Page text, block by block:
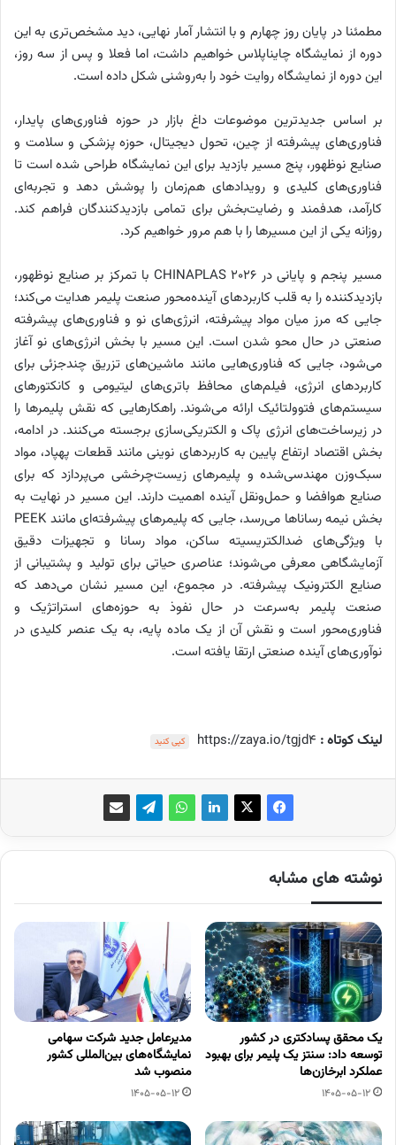
مطمئنا در پایان روز چهارم و با انتشار آمار نهایی، دید مشخص‌تری به این
دوره از نمایشگاه چایناپلاس خواهیم داشت، اما فعلا و پس از سه روز،
این دوره از نمایشگاه روایت خود را به‌روشنی شکل داده است.
بر اساس جدیدترین موضوعات داغ بازار در حوزه فناوری‌های پایدار،
فناوری‌های پیشرفته از چین، تحول دیجیتال، حوزه پزشکی و سلامت و
صنایع نوظهور، پنج مسیر بازدید برای این نمایشگاه طراحی شده است تا
فناوری‌های کلیدی و رویدادهای هم‌زمان را پوشش دهد و تجربه‌ای
کارآمد، هدفمند و رضایت‌بخش برای تمامی بازدیدکنندگان فراهم کند.
روزانه یکی از این مسیرها را با هم مرور خواهیم کرد.
مسیر پنجم و پایانی در CHINAPLAS 2026 با تمرکز بر صنایع نوظهور،
بازدیدکننده را به قلب کاربردهای آینده‌محور صنعت پلیمر هدایت می‌کند؛
جایی که مرز میان مواد پیشرفته، انرژی‌های نو و فناوری‌های پیشرفته
صنعتی در حال محو شدن است. این مسیر با بخش انرژی‌های نو آغاز
می‌شود، جایی که فناوری‌هایی مانند ماشین‌های تزریق چندجزئی برای
کاربردهای انرژی، فیلم‌های محافظ باتری‌های لیتیومی و کانکتورهای
سیستم‌های فتوولتائیک ارائه می‌شوند. راهکارهایی که نقش پلیمرها را
در زیرساخت‌های انرژی پاک و الکتریکی‌سازی برجسته می‌کنند. در ادامه،
بخش اقتصاد ارتفاع پایین به کاربردهای نوینی مانند قطعات پهپاد، مواد
سبک‌وزن مهندسی‌شده و پلیمرهای زیست‌چرخشی می‌پردازد که برای
صنایع هوافضا و حمل‌ونقل آینده اهمیت دارند. این مسیر در نهایت به
بخش نیمه رساناها می‌رسد، جایی که پلیمرهای پیشرفته‌ای مانند PEEK
با ویژگی‌های ضدالکتریسیته ساکن، مواد رسانا و تجهیزات دقیق
آزمایشگاهی معرفی می‌شوند؛ عناصری حیاتی برای تولید و پشتیبانی از
صنایع الکترونیک پیشرفته. در مجموع، این مسیر نشان می‌دهد که
صنعت پلیمر به‌سرعت در حال نفوذ به حوزه‌های استراتژیک و
فناوری‌محور است و نقش آن از یک ماده پایه، به یک عنصر کلیدی در
نوآوری‌های آینده صنعتی ارتقا یافته است.
لینک کوتاه : https://zaya.io/tgjd4 کپی کنید
نوشته های مشابه
یک محقق پسادکتری در کشور
توسعه داد: سنتز یک پلیمر برای بهبود
عملکرد ابرخازن‌ها
1405-05-12
مدیرعامل جدید شرکت سهامی
نمایشگاه‌های بین‌المللی کشور
منصوب شد
1405-05-12